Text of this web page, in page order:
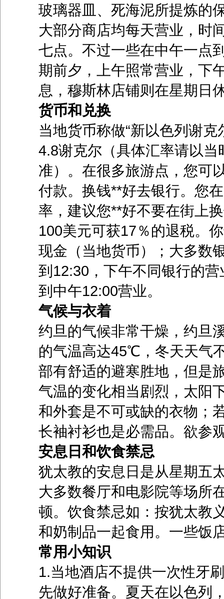
玻璃器皿、死海泥所提炼的
大部分商店均每天营业，时
七点。不过一些在中午一点
期前夕，上午照常营业，下
息，穆斯林店铺则在星期日
货币和兑换
当地货币称做“新以色列谢
4.8谢克尔（具体汇率请以
准）。在很多旅游点，您可
付款。换钱**好去银行。您
率，建议您**好不要在街上
100美元可获17％的退税。
现金（当地货币）；大多数
到12:30，下午不同银行的
到中午12:00营业。
气候与衣着
约旦的气候非常干燥，约旦
的气温高达45℃，冬天天气
部有舒适的避寒胜地，但是
气温的变化相当剧烈，太阳
和外套是不可或缺的衣物；
长袖衬衫也是必需品。欲参
安息日和饮食禁忌
犹太教的安息日是从星期五
大多数餐厅和电影院等场所
顿。饮食禁忌如：按犹太教
和奶制品一起食用。一些饭
常用小知识
1.当地酒店不提供一次性牙
先做好准备。夏天在以色列